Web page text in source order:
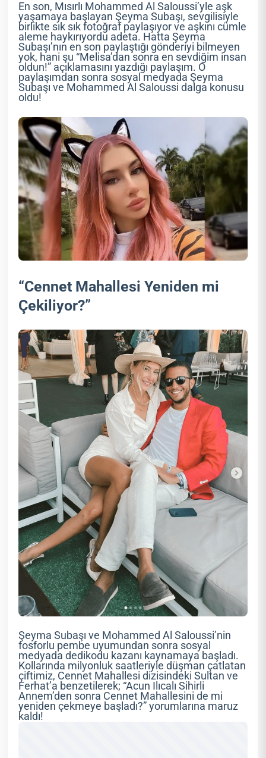
En son, Mısırlı Mohammed Al Saloussi’yle aşk
yaşamaya başlayan Şeyma Subaşı, sevgilisiyle
birlikte sık sık fotoğraf paylaşıyor ve aşkını cümle
aleme haykırıyordu adeta. Hatta Şeyma
Subaşı’nın en son paylaştığı gönderiyi bilmeyen
yok, hani şu “Melisa’dan sonra en sevdiğim insan
oldun!” açıklamasını yazdığı paylaşım. O
paylaşımdan sonra sosyal medyada Şeyma
Subaşı ve Mohammed Al Saloussi dalga konusu
oldu!
“Cennet Mahallesi Yeniden mi
Çekiliyor?”
Şeyma Subaşı ve Mohammed Al Saloussi’nin
fosforlu pembe uyumundan sonra sosyal
medyada dedikodu kazanı kaynamaya başladı.
Kollarında milyonluk saatleriyle düşman çatlatan
çiftimiz, Cennet Mahallesi dizisindeki Sultan ve
Ferhat’a benzetilerek; “Acun Ilıcalı Sihirli
Annem’den sonra Cennet Mahallesini de mi
yeniden çekmeye başladı?” yorumlarına maruz
kaldı!